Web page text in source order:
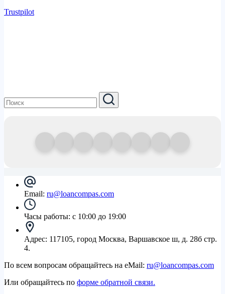
Trustpilot
Email: ru@loancompas.com
Часы работы: с 10:00 до 19:00
Адрес: 117105, город Москва, Варшавское ш, д. 28б стр.
4.
По всем вопросам обращайтесь на eMail: ru@loancompas.com
Или обращайтесь по форме обратной связи.